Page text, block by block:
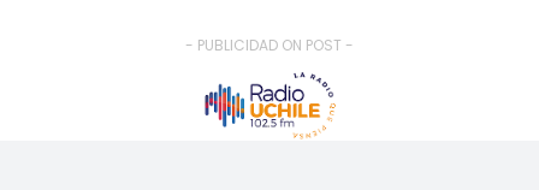
- PUBLICIDAD ON POST -